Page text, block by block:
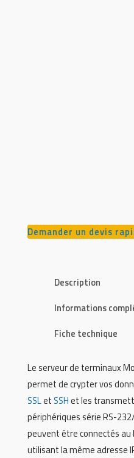
Demander un devis
Description
Informations
Fiche technique
Le serveur de terminaux
permet de crypter vos
SSLet SSHet les
périphériques série RS-
peuvent être connectés au
utilisant la même adresse